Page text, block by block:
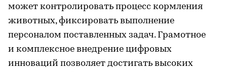
может контролировать процесс кормления
животных, фиксировать выполнение
персоналом поставленных задач. Грамотное
и комплексное внедрение цифровых
инноваций позволяет достигать высоких